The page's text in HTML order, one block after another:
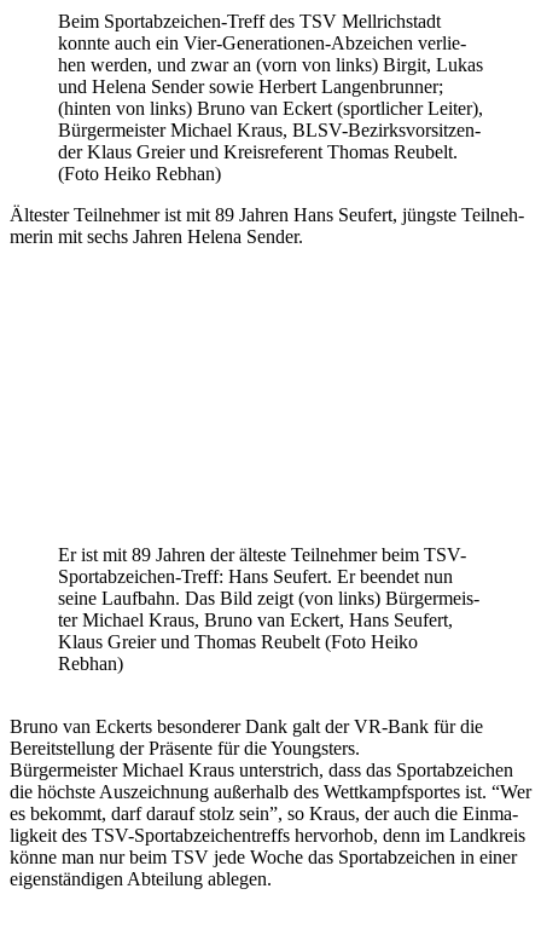
Beim Sport­ab­zei­chen-Treff des TSV Mell­rich­stadt
konnte auch ein Vier-Gene­ra­tio­nen-Abzei­chen verlie­
hen werden, und zwar an (vorn von links) Birgit, Lukas
und Helena Sender sowie Herbert Langen­brun­ner;
(hinten von links) Bruno van Eckert (sport­li­cher Leiter),
Bürger­meis­ter Michael Kraus, BLSV-Bezirks­vor­sit­zen­
der Klaus Greier und Kreis­re­fe­rent Thomas Reubelt.
(Foto Heiko Rebhan)
Ältes­ter Teil­neh­mer ist mit 89 Jahren Hans Seufert, jüngste Teil­neh­
me­rin mit sechs Jahren Helena Sender.
Er ist mit 89 Jahren der älteste Teil­neh­mer beim TSV-
Sport­ab­zei­chen-Treff: Hans Seufert. Er been­det nun
seine Lauf­bahn. Das Bild zeigt (von links) Bürger­meis­
ter Michael Kraus, Bruno van Eckert, Hans Seufert,
Klaus Greier und Thomas Reubelt (Foto Heiko
Rebhan)
Bruno van Eckerts beson­de­rer Dank galt der VR-Bank für die
Bereit­stel­lung der Präsente für die Youngs­ters.
Bürger­meis­ter Michael Kraus unter­strich, dass das Sport­ab­zei­chen
die höchste Auszeich­nung außer­halb des Wett­kampf­spor­tes ist. “Wer
es bekommt, darf darauf stolz sein”, so Kraus, der auch die Einma­
lig­keit des TSV-Sport­ab­zei­chen­treffs hervor­hob, denn im Land­kreis
könne man nur beim TSV jede Woche das Sport­ab­zei­chen in einer
eigen­stän­di­gen Abtei­lung ablegen.